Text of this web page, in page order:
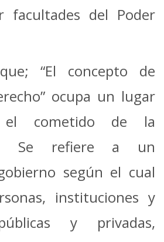
facultades del Poder
“El concepto de
ocupa un lugar
cometido de la
Se refiere a un
según el cual
instituciones y
y privadas,